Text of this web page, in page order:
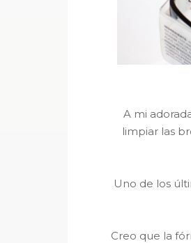
A mi
limpiar las
Uno de los
Creo que la